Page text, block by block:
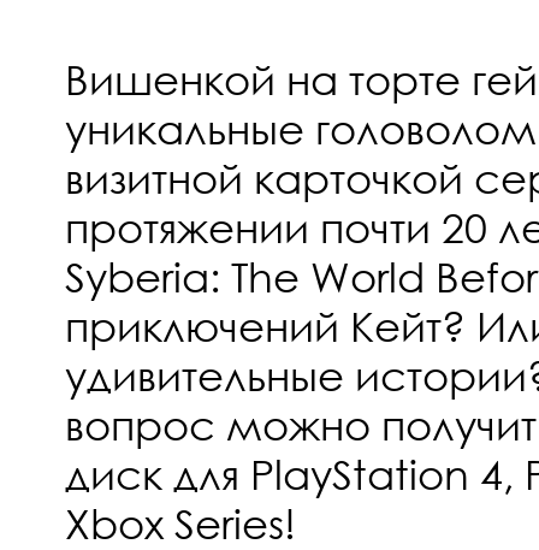
Вишенкой на торте
уникальные
визитной карточкой
протяжении почти 20
Syberia: The World
приключений Кейт?
удивительные
вопрос можно
диск для PlayStation 4,
Xbox Series!